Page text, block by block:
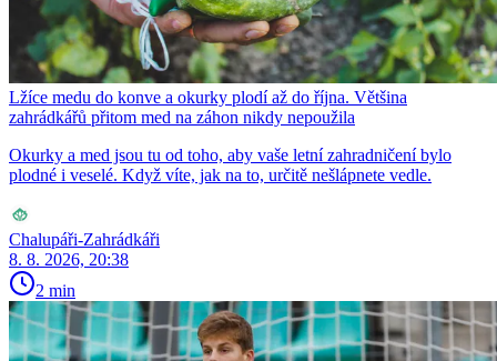
Lžíce medu do konve a okurky plodí až do října. Většina
zahrádkářů přitom med na záhon nikdy nepoužila
Okurky a med jsou tu od toho, aby vaše letní zahradničení bylo
plodné i veselé. Když víte, jak na to, určitě nešlápnete vedle.
Chalupáři-Zahrádkáři
8. 8. 2026, 20:38
2 min